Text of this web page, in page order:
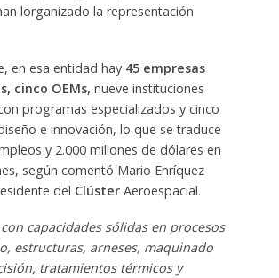
lorganizado la representación
en esa entidad hay 45 empresas
cinco OEMs, nueve instituciones
programas especializados y cinco
e innovación, lo que se traduce
y 2.000 millones de dólares en
según comentó Mario Enríquez
del ClústerAeroespacial.
con capacidades sólidas en procesos
estructuras, arneses, maquinado
tratamientos térmicos y